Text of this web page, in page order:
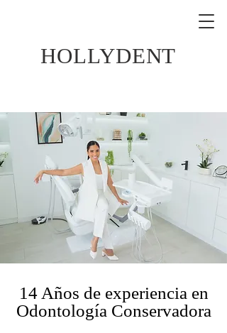
HOLLYDENT
14 Años de experiencia en
Odontología Conservadora